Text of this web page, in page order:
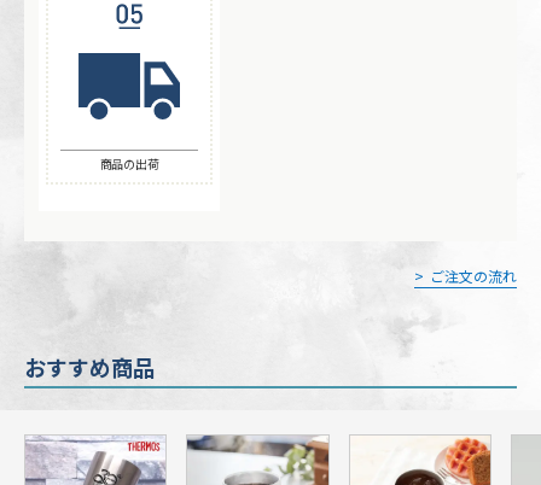
商品の出荷
ご注文の流れ
おすすめ商品